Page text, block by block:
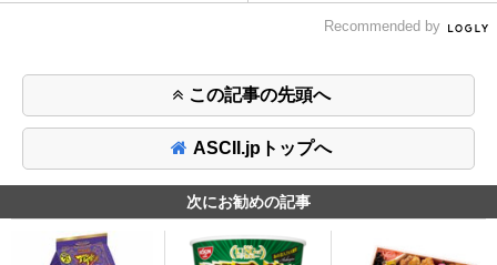
Recommended by
この記事の先頭へ
ASCII.jpトップへ
次にお勧めの記事